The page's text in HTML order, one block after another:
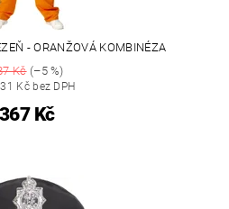
- ORANŽOVÁ KOMBINÉZA
Kč(–5 %)
Kč bez DPH
367 Kč